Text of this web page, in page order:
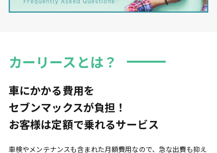
カーリースとは？
車にかかる費用を
セブンマックスが負担！
お客様は定額で乗れるサービス
車検やメンテナンスも含まれた月額費用なので、急な出費も抑え